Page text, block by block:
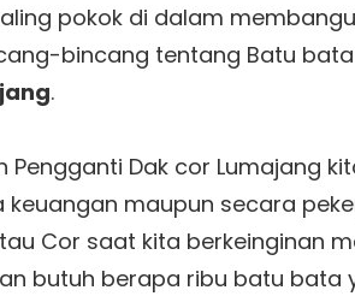
pokok di dalam
bincang tentang Batu
.
Pengganti Dak cor Lumajang
maupun secara
Cor saat kita berkeinginan
butuh berapa ribu batu bata